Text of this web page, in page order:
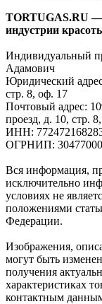
TORTUGAS.RU —
индустрии
Индивидуальный
Адамович
Юридический
стр. 8, оф. 17
Почтовый адрес:
проезд, д. 10, стр.
ИНН:
ОГРНИП:
Вся информация,
исключительно
условиях не
положениями
Федерации.
Изображения,
могут быть
получения
характеристиках
контактным